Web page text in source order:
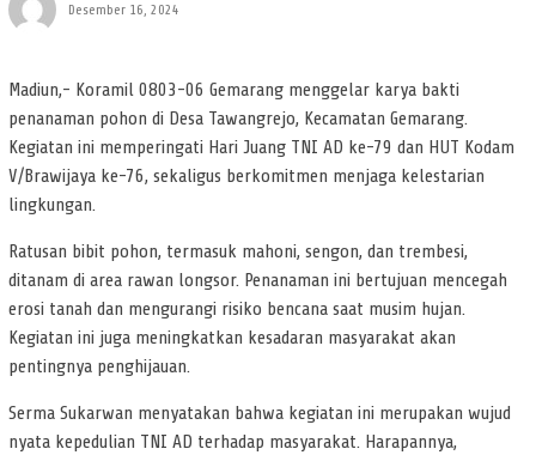
Desember 16, 2024
Madiun,- Koramil 0803-06 Gemarang menggelar karya bakti
penanaman pohon di Desa Tawangrejo, Kecamatan Gemarang.
Kegiatan ini memperingati Hari Juang TNI AD ke-79 dan HUT Kodam
V/Brawijaya ke-76, sekaligus berkomitmen menjaga kelestarian
lingkungan.
Ratusan bibit pohon, termasuk mahoni, sengon, dan trembesi,
ditanam di area rawan longsor. Penanaman ini bertujuan mencegah
erosi tanah dan mengurangi risiko bencana saat musim hujan.
Kegiatan ini juga meningkatkan kesadaran masyarakat akan
pentingnya penghijauan.
Serma Sukarwan menyatakan bahwa kegiatan ini merupakan wujud
nyata kepedulian TNI AD terhadap masyarakat. Harapannya,